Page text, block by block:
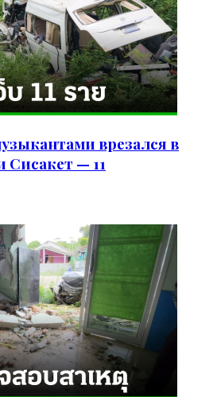
врезался в
Сисакет — 11